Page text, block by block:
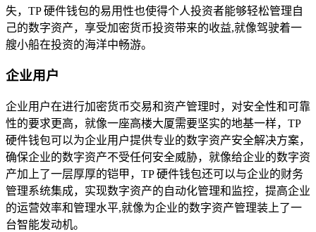
失，TP 硬件钱包的易用性也使得个人投资者能够轻松管理自
己的数字资产，享受加密货币投资带来的收益,就像驾驶着一
艘小船在投资的海洋中畅游。
企业用户
企业用户在进行加密货币交易和资产管理时，对安全性和可靠
性的要求更高，就像一座高楼大厦需要坚实的地基一样，TP
硬件钱包可以为企业用户提供专业的数字资产安全解决方案，
确保企业的数字资产不受任何安全威胁，就像给企业的数字资
产加上了一层厚厚的铠甲，TP 硬件钱包还可以与企业的财务
管理系统集成，实现数字资产的自动化管理和监控，提高企业
的运营效率和管理水平,就像为企业的数字资产管理装上了一
台智能发动机。